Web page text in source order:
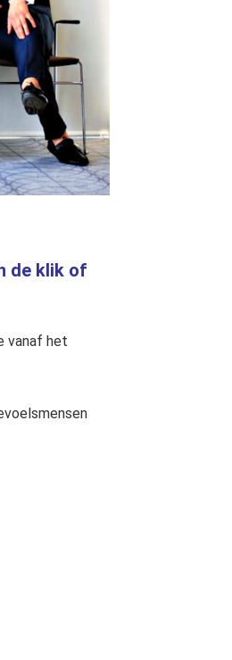
de klik of
vanaf het